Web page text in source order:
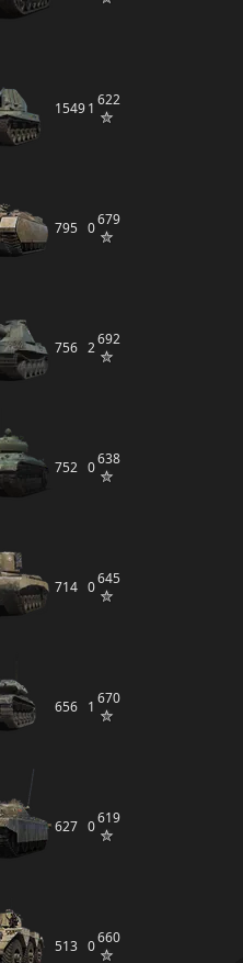
15491 622
795 0679
756 2692
752 0638
714 0645
656 1 670
627 0619
513 0660